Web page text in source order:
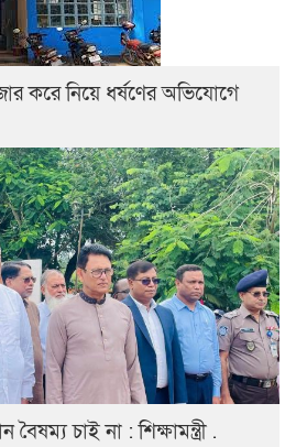
করে নিয়ে ধর্ষণের অভিযোগে
চাই না : শিক্ষামন্ত্রী .